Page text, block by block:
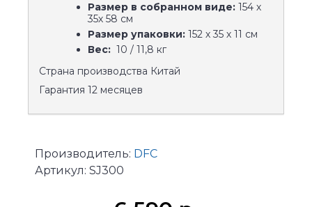
Размер в собранном виде: 154 х
35х 58 см
Размер упаковки: 152 х 35 х 11 см
Вес: 10 / 11,8 кг
Страна производства Китай
Гарантия 12 месяцев
Производитель: DFC
Артикул: SJ300